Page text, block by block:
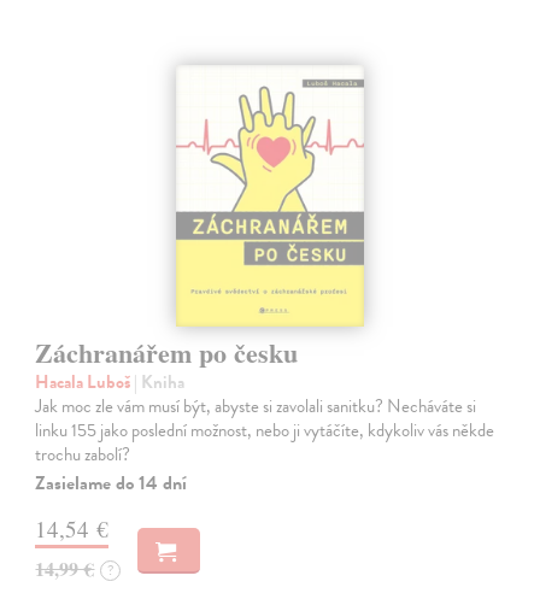
Záchranářem po česku
Hacala Luboš| Kniha
Jak moc zle vám musí být, abyste si zavolali sanitku? Necháváte si
linku 155 jako poslední možnost, nebo ji vytáčíte, kdykoliv vás někde
trochu zabolí?
Zasielame do 14 dní
14,54 €
14,99 € ?